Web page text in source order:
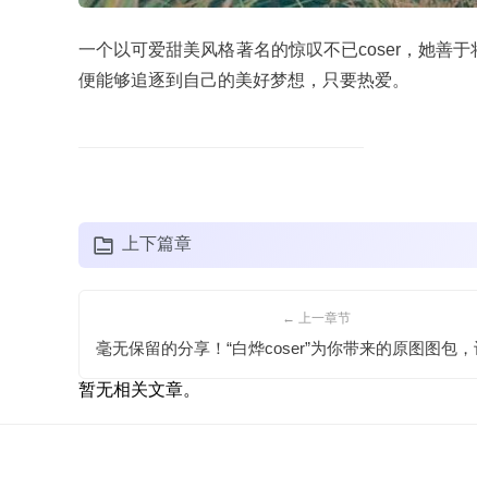
一个以可爱甜美风格著名的惊叹不已coser，她善
便能够追逐到自己的美好梦想，只要热爱。
上下篇章
← 上一章节
暂无相关文章。